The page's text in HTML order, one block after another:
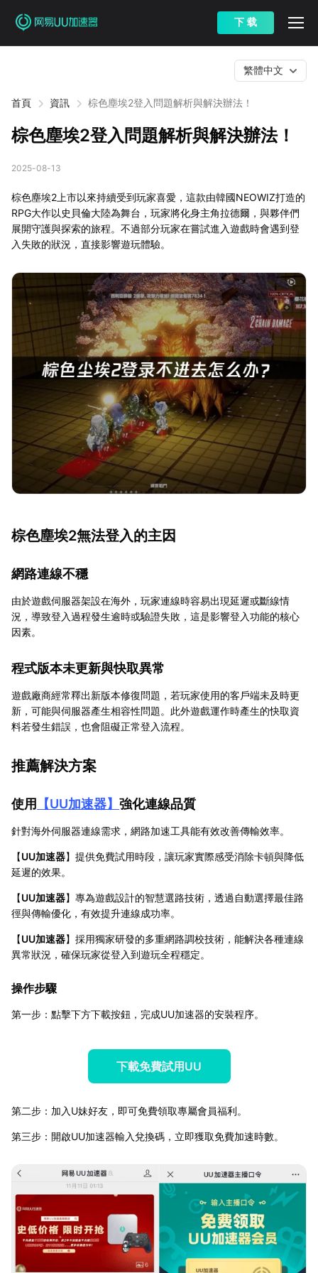
下 载
首頁 資訊 棕色塵埃2登入問題解析與解決辦法！
繁體中文
棕色塵埃2登入問題解析與解決辦法！
2025-08-13
棕色塵埃2上市以來持續受到玩家喜愛，這款由韓國NEOWIZ打造的
RPG大作以史貝倫大陸為舞台，玩家將化身主角拉德爾，與夥伴們
展開守護與探索的旅程。不過部分玩家在嘗試進入遊戲時會遇到登
入失敗的狀況，直接影響遊玩體驗。
棕色塵埃2無法登入的主因
網路連線不穩
由於遊戲伺服器架設在海外，玩家連線時容易出現延遲或斷線情
況，導致登入過程發生逾時或驗證失敗，這是影響登入功能的核心
因素。
程式版本未更新與快取異常
遊戲廠商經常釋出新版本修復問題，若玩家使用的客戶端未及時更
新，可能與伺服器產生相容性問題。此外遊戲運作時產生的快取資
料若發生錯誤，也會阻礙正常登入流程。
推薦解決方案
使用 【UU加速器】 強化連線品質
針對海外伺服器連線需求，網路加速工具能有效改善傳輸效率。
【UU加速器】提供免費試用時段，讓玩家實際感受消除卡頓與降低
延遲的效果。
【UU加速器】專為遊戲設計的智慧選路技術，透過自動選擇最佳路
徑與傳輸優化，有效提升連線成功率。
【UU加速器】採用獨家研發的多重網路調校技術，能解決各種連線
異常狀況，確保玩家從登入到遊玩全程穩定。
操作步驟
第一步：點擊下方下載按鈕，完成UU加速器的安裝程序。
下載免費試用UU
第二步：加入U妹好友，即可免費領取專屬會員福利。
第三步：開啟UU加速器輸入兌換碼，立即獲取免費加速時數。